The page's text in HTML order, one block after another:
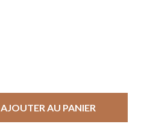
AJOUTER AU PANIER